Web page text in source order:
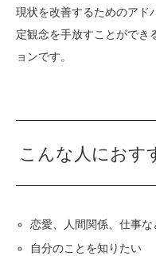
現状を改善するためのアド
定観念を手放すことができ
ョンです。
こんな人におす
恋愛、人間関係、仕事な
自分のことを知りたい